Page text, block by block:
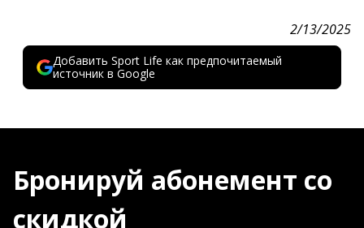
2/13/2025
Добавить Sport Life как предпочитаемый
источник в Google
Бронируй абонемент со
скидкой